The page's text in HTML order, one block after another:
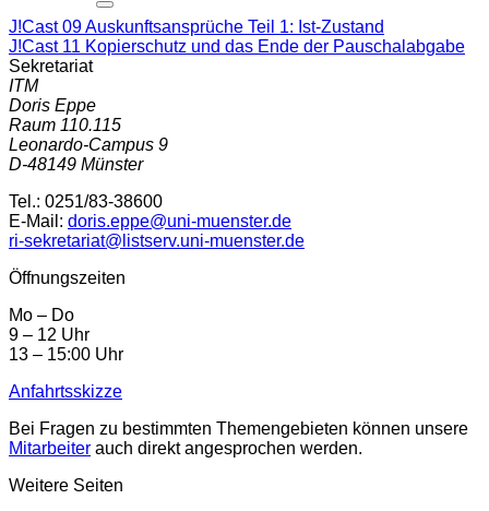
J!Cast 09 Auskunftsansprüche Teil 1: Ist-Zustand
J!Cast 11 Kopierschutz und das Ende der Pauschalabgabe
Sekretariat
ITM
Doris Eppe
Raum 110.115
Leonardo-Campus 9
D-48149 Münster
Tel.: 0251/83-38600
E-Mail: doris.eppe@uni-muenster.de
ri-sekretariat@listserv.uni-muenster.de
Öffnungszeiten
Mo – Do
9 – 12 Uhr
13 – 15:00 Uhr
Anfahrtsskizze
Bei Fragen zu bestimmten Themengebieten können unsere
Mitarbeiter auch direkt angesprochen werden.
Weitere Seiten